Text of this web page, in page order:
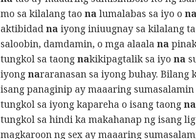
mo sa kilalang taona lumalabas sa iyo ona
aktibidadna iyong iniuugnay sa kilalang
saloobin, damdamin, o mga alaalana
tungkol sa taongnakikipagtalik sa iyona
iyongnararanasan sa iyong buhay. Bilang
isang panaginip ay maaaring
tungkol sa iyong kapareha o isang taongna
tungkol sa hindi ka makahanap ng isang
magkaroon ng sex ay maaaring